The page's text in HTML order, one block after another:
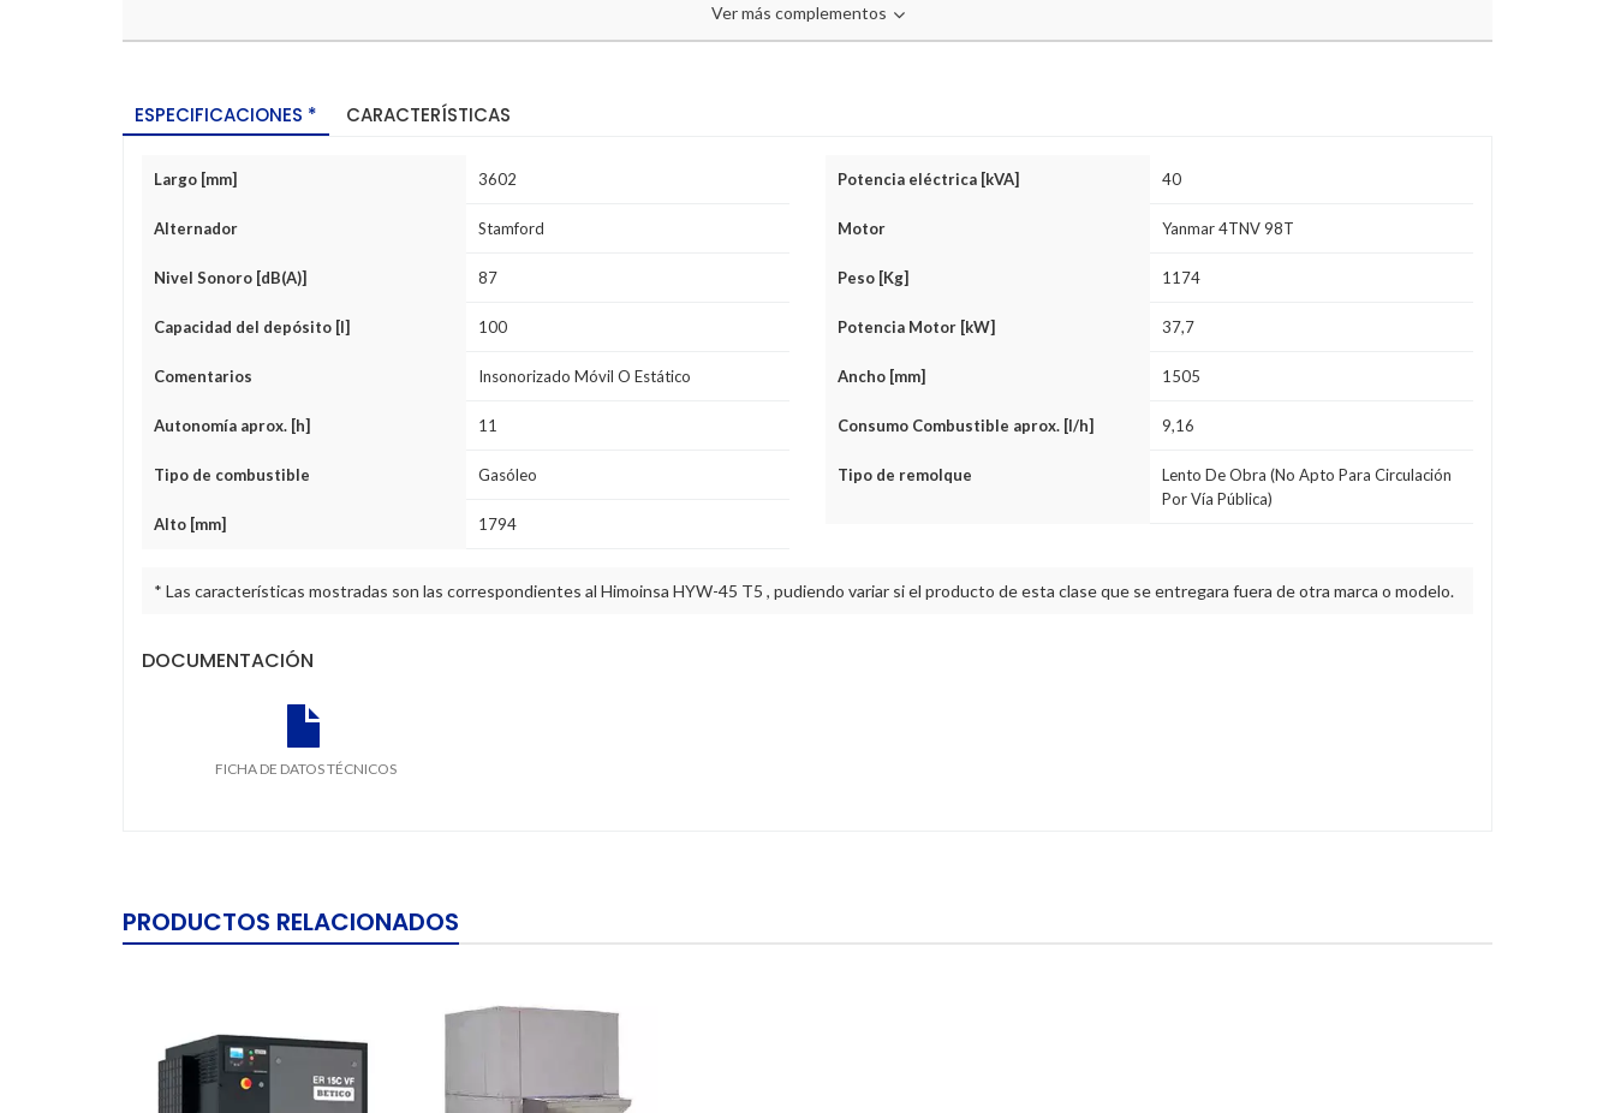
Ver más complementos
ESPECIFICACIONES * CARACTERÍSTICAS
Largo [mm] 3602
Alternador Stamford
Nivel Sonoro [dB(A)] 87
Capacidad del depósito [l] 100
Comentarios Insonorizado Móvil O Estático
Autonomía aprox. [h] 11
Tipo de combustible Gasóleo
Alto [mm] 1794
Potencia eléctrica [kVA] 40
Motor Yanmar 4TNV 98T
Peso [Kg] 1174
Potencia Motor [kW] 37,7
Ancho [mm] 1505
Consumo Combustible aprox. [l/h] 9,16
Tipo de remolque
Lento De Obra (no Apto Para Circulación
Por Vía Pública)
* Las características mostradas son las correspondientes al Himoinsa HYW-45 T5 , pudiendo variar si el producto de esta clase que se entregara fuera de otra marca o modelo.
DOCUMENTACIÓN
FICHA DE DATOS TÉCNICOS
PRODUCTOS RELACIONADOS